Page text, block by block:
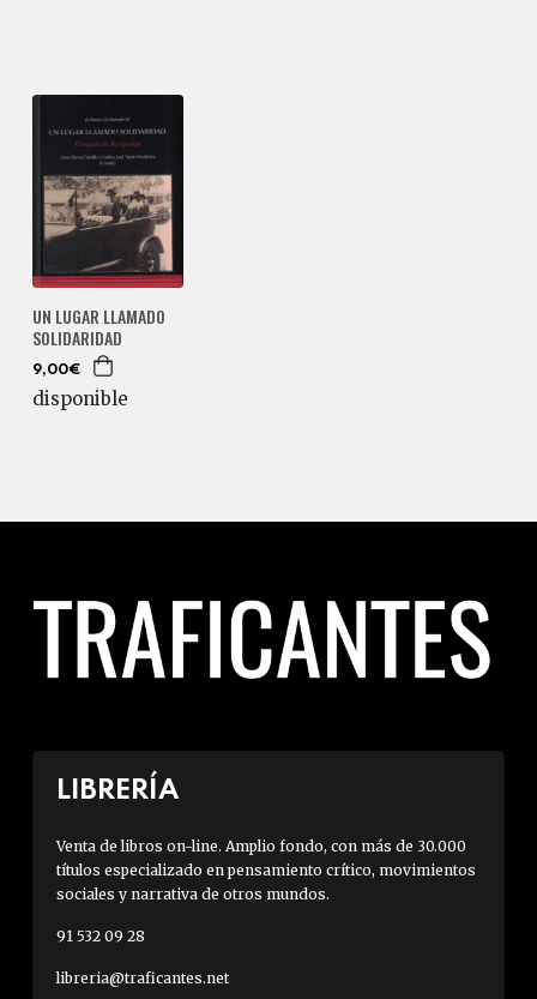
UN LUGAR LLAMADO
SOLIDARIDAD
9,00€
disponible
LIBRERÍA
Venta de libros on-line. Amplio fondo, con más de 30.000
títulos especializado en pensamiento crítico, movimientos
sociales y narrativa de otros mundos.
91 532 09 28
libreria@traficantes.net